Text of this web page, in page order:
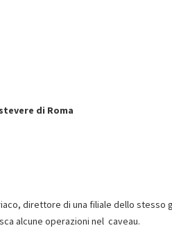
di Roma
direttore di una filiale dello stesso
alcune operazioni nel caveau.